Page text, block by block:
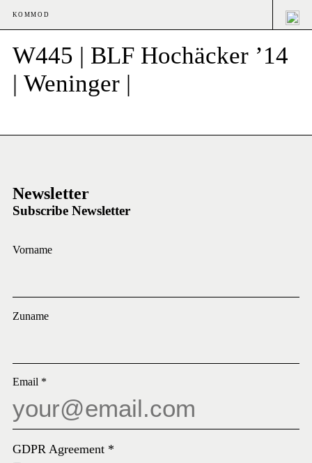
KOMMOD
W445 | BLF Hochäcker ’14
| Weninger |
Newsletter
Subscribe Newsletter
Vorname
Zuname
Email *
GDPR Agreement *